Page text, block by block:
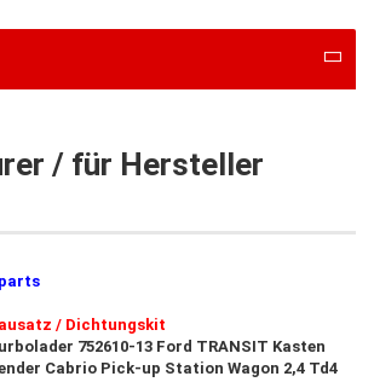
/ für Hersteller
/ Dichtungskit
752610-13 Ford TRANSIT Kasten
Cabrio Pick-up Station Wagon 2,4 Td4